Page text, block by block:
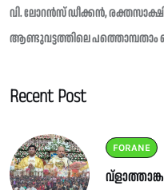
വി. ലോറൻസ് ഡീക്കൻ,
ആണ്ടുവട്ടത്തിലെ
Recent Post
FORANE